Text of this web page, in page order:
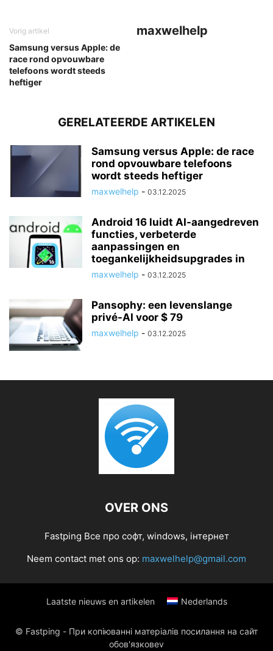
Vorig artikel
Samsung versus Apple: de
race rond opvouwbare
telefoons wordt steeds
heftiger
maxwelhelp
GERELATEERDE ARTIKELEN
Samsung versus Apple: de race
rond opvouwbare telefoons
wordt steeds heftiger
maxwelhelp - 03.12.2025
Android 16 luidt AI-aangedreven
functies, verbeterde
aanpassingen en
toegankelijkheidsupgrades in
maxwelhelp - 03.12.2025
Pansophy: een levenslange
privé-AI voor $ 79
maxwelhelp - 03.12.2025
OVER ONS
Fastping Все про софт, windows, інтернет
Neem contact met ons op: maxwelhelp@gmail.com
Laatste nieuws en artikelen Nederlands
© Fastping - При копіюванні матеріалів посилання на сайт
обов'язковеv